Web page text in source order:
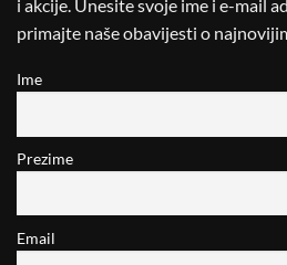
i akcije. Unesite svoje ime i e-mail
primajte naše obavijesti o
Ime
Prezime
Email